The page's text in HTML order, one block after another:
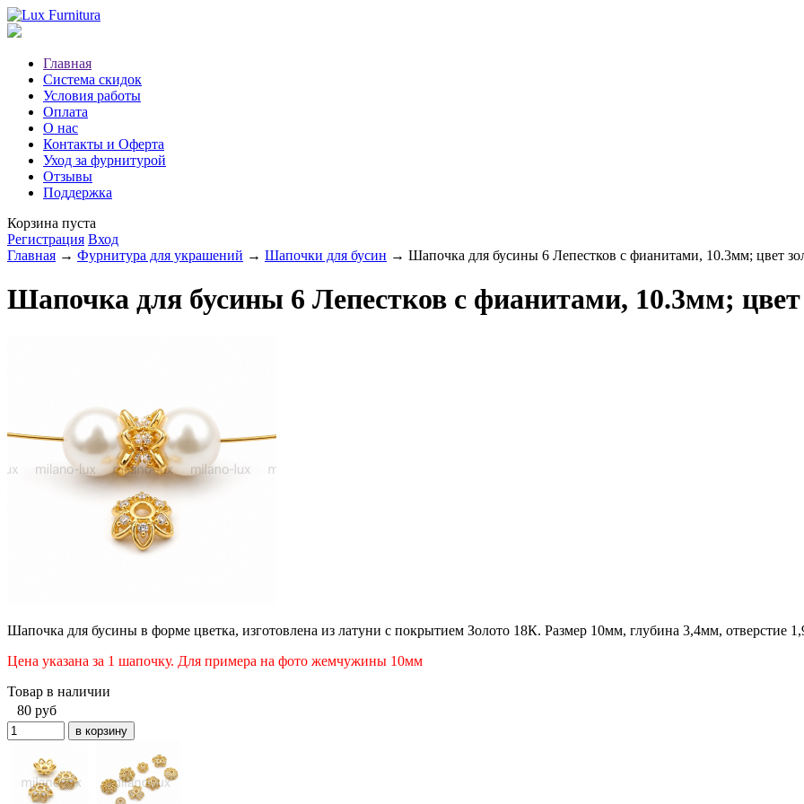
Главная
Система скидок
Условия работы
Оплата
О нас
Контакты и Оферта
Уход за фурнитурой
Отзывы
Поддержка
Корзина пуста
Регистрация Вход
Главная → Фурнитура для украшений → Шапочки для бусин → Шапочка для бусины 6 Лепестков с фианитами, 10.3мм; цвет
Шапочка для бусины 6 Лепестков с фианитами, 10.3мм; цвет
Шапочка для бусины в форме цветка, изготовлена из латуни с покрытием Золото 18К. Размер 10мм, глубина 3,4мм, отверстие
Цена указана за 1 шапочку. Для примера на фото жемчужины 10мм
Товар в наличии
80 руб